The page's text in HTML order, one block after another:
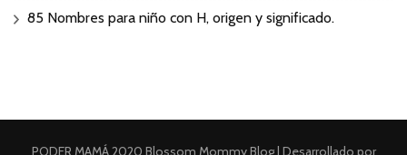
85 Nombres para niño con H, origen y significado.
PODER MAMÁ 2020 Blossom Mommy Blog | Desarrollado por